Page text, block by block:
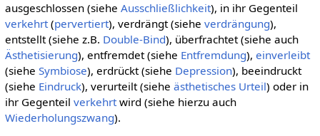
ausgeschlossen (siehe Ausschließlichkeit), in ihr Gegenteil
verkehrt(pervertiert), verdrängt (siehe verdrängung),
entstellt (siehe z.B. Double-Bind), überfrachtet (siehe auch
Ästhetisierung), entfremdet (siehe Entfremdung), einverleibt
(siehe Symbiose), erdrückt (siehe Depression), beeindruckt
(siehe Eindruck), verurteilt (siehe ästhetisches Urteil) oder in
ihr Gegenteil verkehrtwird (siehe hierzu auch
Wiederholungszwang).